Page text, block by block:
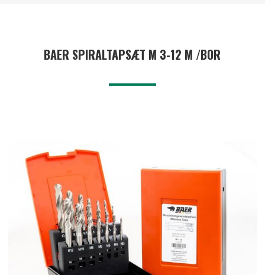
BAER SPIRALTAPSÆT M 3-12 M /BOR